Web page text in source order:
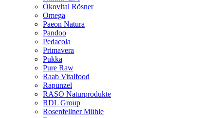
Ökovital Rösner
Omega
Paeon Natura
Pandoo
Pedacola
Primavera
Pukka
Pure Raw
Raab Vitalfood
Rapunzel
RASO Naturprodukte
RDL Group
Rosenfellner Mühle